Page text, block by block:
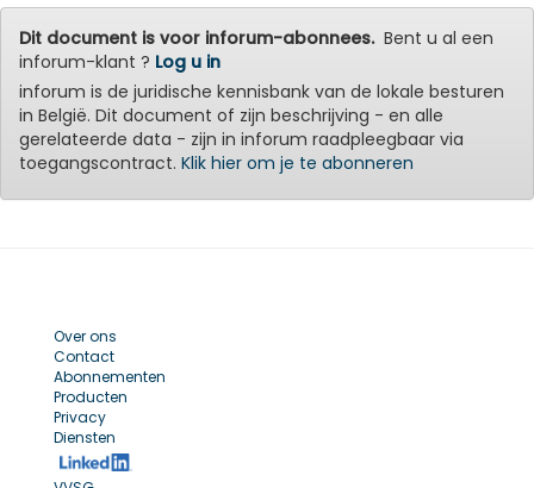
Dit document is voor inforum-abonnees.Bent u al een
inforum-klant ? Log u in
inforum is de juridische kennisbank van de lokale besturen
in België. Dit document of zijn beschrijving - en alle
gerelateerde data - zijn in inforum raadpleegbaar via
toegangscontract. Klik hier om je te abonneren
Over ons
Contact
Abonnementen
Producten
Privacy
Diensten